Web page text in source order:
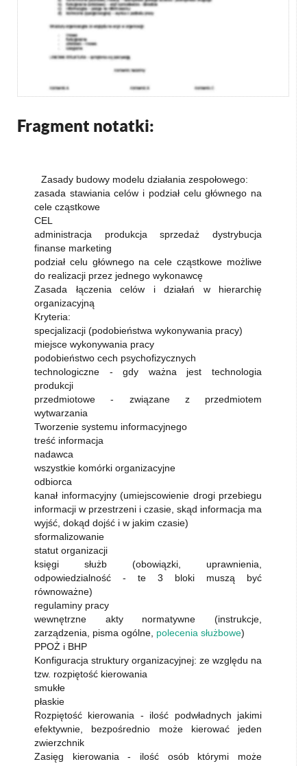
Fragment notatki:
Zasady budowy modelu działania zespołowego:
zasada stawiania celów i podział celu głównego na
cele cząstkowe
CEL
administracja produkcja sprzedaż dystrybucja
finanse marketing
podział celu głównego na cele cząstkowe możliwe
do realizacji przez jednego wykonawcę
Zasada łączenia celów i działań w hierarchię
organizacyjną
Kryteria:
specjalizacji (podobieństwa wykonywania pracy)
miejsce wykonywania pracy
podobieństwo cech psychofizycznych
technologiczne - gdy ważna jest technologia
produkcji
przedmiotowe - związane z przedmiotem
wytwarzania
Tworzenie systemu informacyjnego
treść informacja
nadawca
wszystkie komórki organizacyjne
odbiorca
kanał informacyjny (umiejscowienie drogi przebiegu
informacji w przestrzeni i czasie, skąd informacja ma
wyjść, dokąd dojść i w jakim czasie)
sformalizowanie
statut organizacji
księgi służb (obowiązki, uprawnienia,
odpowiedzialność - te 3 bloki muszą być
równoważne)
regulaminy pracy
wewnętrzne akty normatywne (instrukcje,
zarządzenia, pisma ogólne, polecenia służbowe)
PPOŻ i BHP
Konfiguracja struktury organizacyjnej: ze względu na
tzw. rozpiętość kierowania
smukłe
płaskie
Rozpiętość kierowania - ilość podwładnych jakimi
efektywnie, bezpośrednio może kierować jeden
zwierzchnik
Zasięg kierowania - ilość osób którymi może